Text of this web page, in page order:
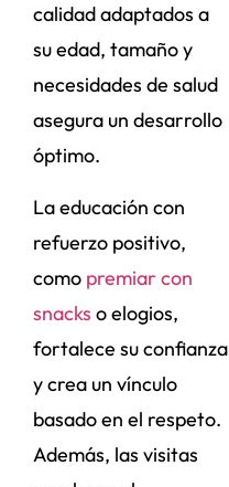
calidad adaptados a
su edad, tamaño y
necesidades de salud
asegura un desarrollo
óptimo.
La educación con
refuerzo positivo,
como premiar con
snacks o elogios,
fortalece su confianza
y crea un vínculo
basado en el respeto.
Además, las visitas